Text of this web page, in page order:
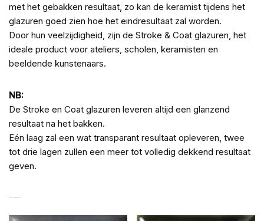
met het gebakken resultaat, zo kan de keramist tijdens het
glazuren goed zien hoe het eindresultaat zal worden.
Door hun veelzijdigheid, zijn de Stroke & Coat glazuren, het
ideale product voor ateliers, scholen, keramisten en
beeldende kunstenaars.
NB:
De Stroke en Coat glazuren leveren altijd een glanzend
resultaat na het bakken.
Eén laag zal een wat transparant resultaat opleveren, twee
tot drie lagen zullen een meer tot volledig dekkend resultaat
geven.